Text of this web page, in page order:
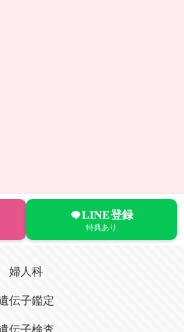
LINE登録
特典あり
婦人科
伝子鑑定
伝子検査